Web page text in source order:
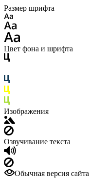
Размер шрифта
Цвет фона и шрифта
Изображения
Озвучивание текста
Обычная версия сайта